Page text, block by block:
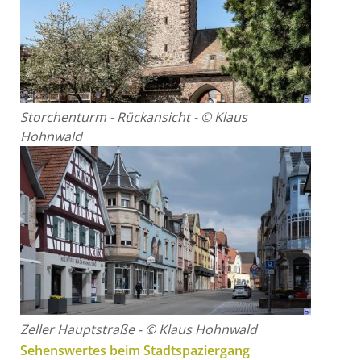
Storchenturm - Rückansicht - © Klaus
Hohnwald
Zeller Hauptstraße - © Klaus Hohnwald
Sehenswertes beim Stadtspaziergang